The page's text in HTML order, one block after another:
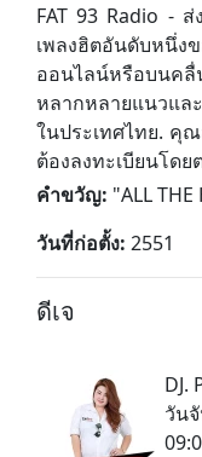
FAT 93 Radio -
เพลงฮิตอันดับหนึ่
ออนไลน์หรือบนคลื่
หลากหลายแนวแล
ในประเทศไทย. คุ
ต้องลงทะเบียนโดย
คำขวัญ: "ALL THE
วันที่ก่อตั้ง: 2551
ดีเจ
DJ.
วัน